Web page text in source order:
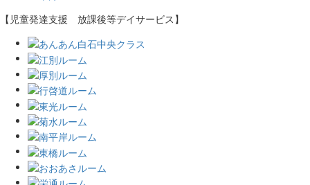
【児童発達支援 放課後等デイサービス】